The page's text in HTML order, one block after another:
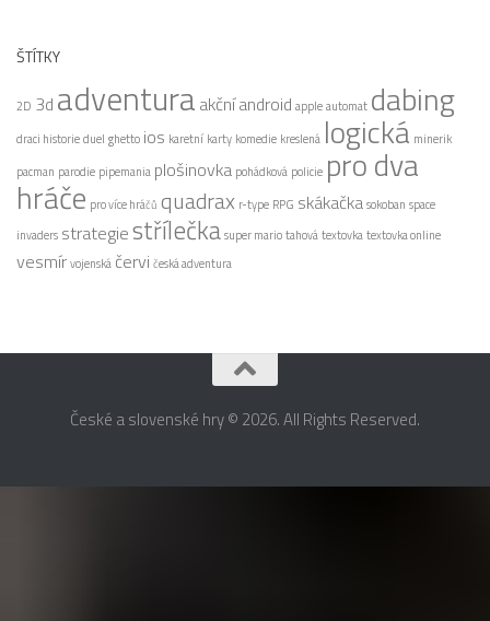
ŠTÍTKY
2D 3d adventura akčníandroid appleautomat dabing
draci historieduel ghetto ios karetní karty komedie kreslená logická minerik
pacman parodie pipemania plošinovka pohádková policie pro dva
hráče pro více hráčů quadrax r-type RPG skákačkasokoban space
invaders strategiestřílečkasuper mariotahovátextovkatextovka online
vesmírvojenská červi česká adventura
České a slovenské hry © 2026. All Rights Reserved.